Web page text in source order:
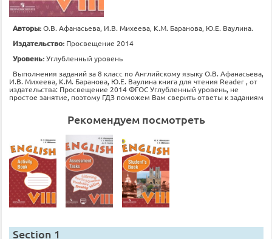
Авторы:О.В. Афанасьева, И.В. Михеева, К.М. Баранова, Ю.Е. Ваулина.
Издательство: Просвещение 2014
Уровень:Углубленный уровень
Выполнения заданий за 8 класс по Английскому языку О.В. Афанасьева,
И.В. Михеева, К.М. Баранова, Ю.Е. Ваулина книга для чтения Reader , от
издательства: Просвещение 2014 ФГОС Углубленный уровень, не
простое занятие, поэтому ГДЗ поможем Вам сверить ответы к заданиям
Рекомендуем посмотреть
Section 1